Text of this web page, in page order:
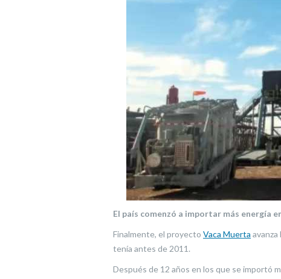
El país comenzó a importar más energía
Finalmente, el proyecto Vaca Muerta
tenía antes de 2011.
Después de 12 años en los que se importó